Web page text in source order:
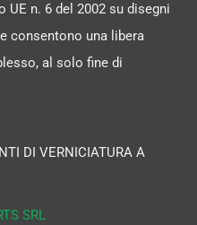
UE n. 6 del 2002 su disegni
consentono una libera
al solo fine di
DI VERNICIATURA A
SRL